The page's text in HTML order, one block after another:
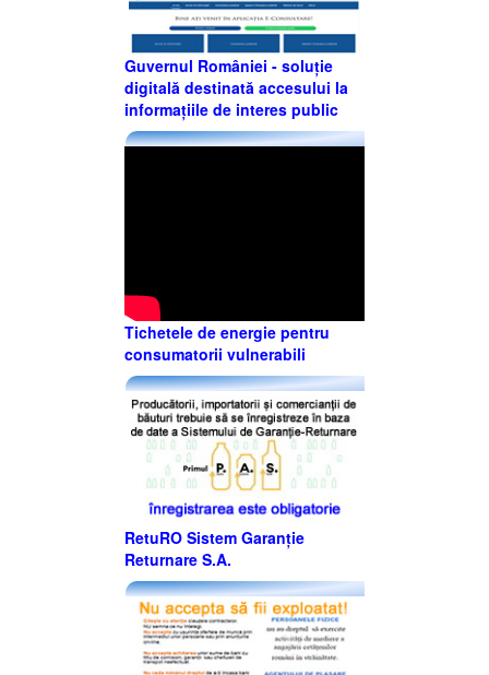
Guvernul României - soluție
digitală destinată accesului la
informațiile de interes public
Tichetele de energie pentru
consumatorii vulnerabili
RetuRO Sistem Garanție
Returnare S.A.